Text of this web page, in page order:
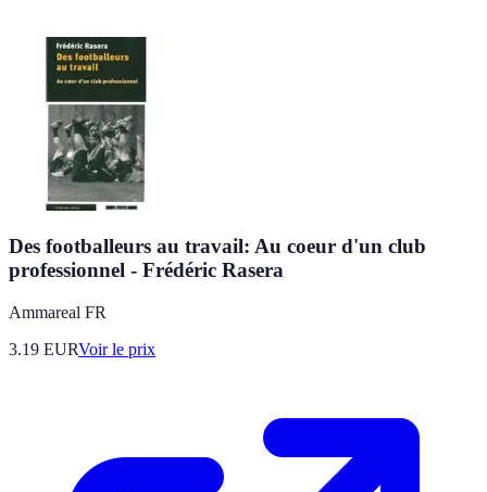
Des footballeurs au travail: Au coeur d'un club
professionnel - Frédéric Rasera
Ammareal FR
3.19 EURVoir le prix